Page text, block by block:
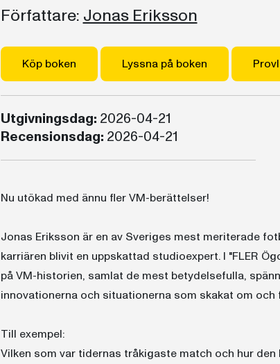
Författare: Jonas Eriksson
Köp boken Lyssna på boken
Utgivningsdag: 2026-04-21
Recensionsdag: 2026-04-21
Nu utökad med ännu fler VM-berättelser!
Jonas Eriksson är en av Sveriges mest meriterade
karriären blivit en uppskattad studioexpert. I "FLER
på VM-historien, samlat de mest betydelsefulla,
innovationerna och situationerna som skakat om
Till exempel:
Vilken som var tidernas tråkigaste match och hur